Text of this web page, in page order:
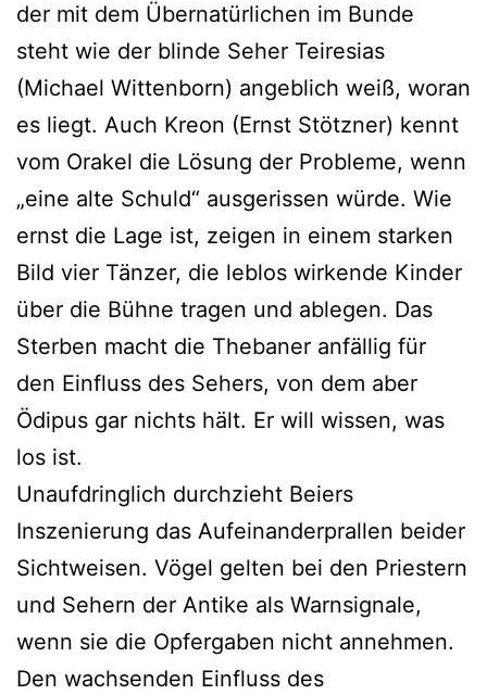
der mit dem Übernatürlichen im Bunde
steht wie der blinde Seher Teiresias
(Michael Wittenborn) angeblich weiß, woran
es liegt. Auch Kreon (Ernst Stötzner) kennt
vom Orakel die Lösung der Probleme, wenn
„eine alte Schuld“ ausgerissen würde. Wie
ernst die Lage ist, zeigen in einem starken
Bild vier Tänzer, die leblos wirkende Kinder
über die Bühne tragen und ablegen. Das
Sterben macht die Thebaner anfällig für
den Einfluss des Sehers, von dem aber
Ödipus gar nichts hält. Er will wissen, was
los ist.
Unaufdringlich durchzieht Beiers
Inszenierung das Aufeinanderprallen beider
Sichtweisen. Vögel gelten bei den Priestern
und Sehern der Antike als Warnsignale,
wenn sie die Opfergaben nicht annehmen.
Den wachsenden Einfluss des